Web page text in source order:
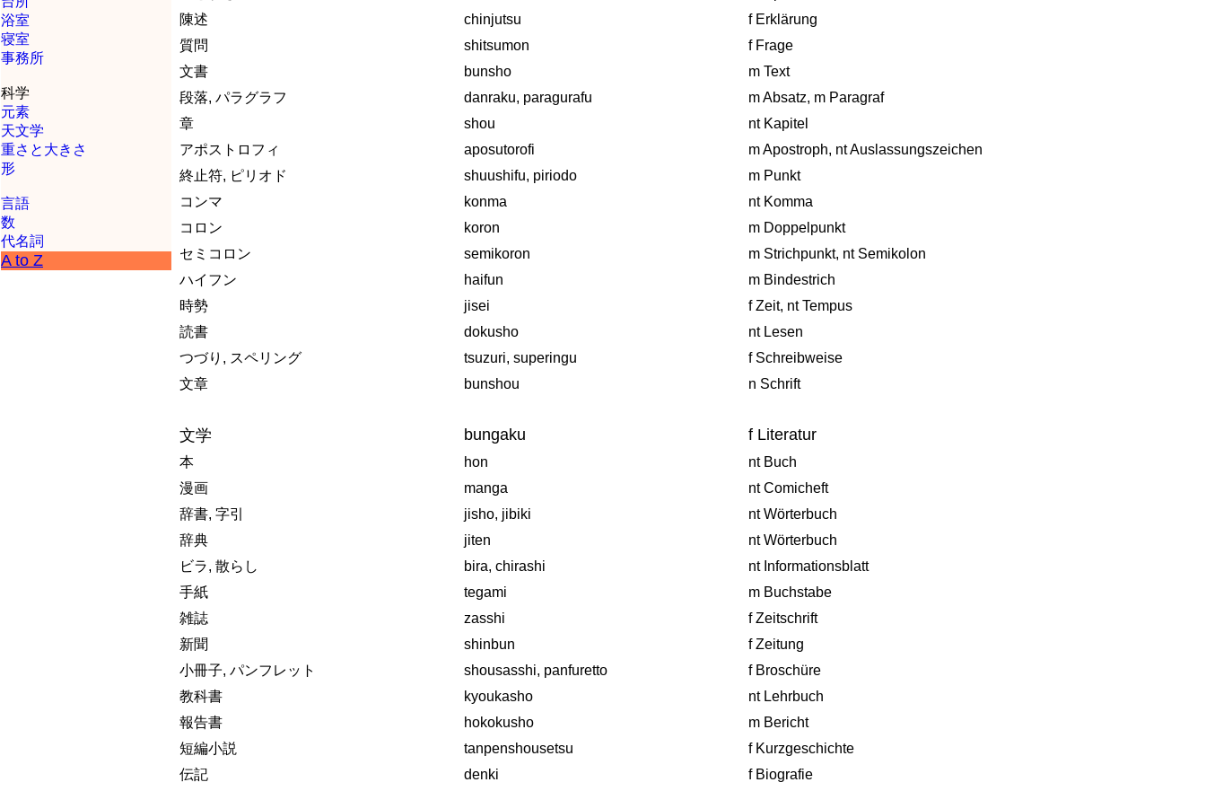
浴室
寝室
事務所
科学
元素
天文学
重さと大きさ
形
言語
数
代名詞
A to Z
陳述
chinjutsu
f Erklärung
質問
shitsumon
f Frage
文書
bunsho
m Text
段落, パラグラフ
danraku, paragurafu
m Absatz, m Paragraf
章
shou
nt Kapitel
アポストロフィ
aposutorofi
m Apostroph, nt Auslassungszeichen
終止符, ピリオド
shuushifu, piriodo
m Punkt
コンマ
konma
nt Komma
コロン
koron
m Doppelpunkt
セミコロン
semikoron
m Strichpunkt, nt Semikolon
ハイフン
haifun
m Bindestrich
時勢
jisei
f Zeit, nt Tempus
読書
dokusho
nt Lesen
つづり, スペリング
tsuzuri, superingu
f Schreibweise
文章
bunshou n Schrift
文学 bungaku f Literatur
本 hon
nt Buch
漫画
manga
nt Comicheft
辞書, 字引
jisho, jibiki
nt Wörterbuch
辞典
jiten
nt Wörterbuch
ビラ, 散らし
bira, chirashi
nt Informationsblatt
手紙
tegami
m Buchstabe
雑誌
zasshi
f Zeitschrift
新聞
shinbun
f Zeitung
小冊子, パンフレット
shousasshi, panfuretto
f Broschüre
教科書
kyoukasho
nt Lehrbuch
報告書
hokokusho
m Bericht
短編小説
tanpenshousetsu
f Kurzgeschichte
伝記
denki
f Biografie